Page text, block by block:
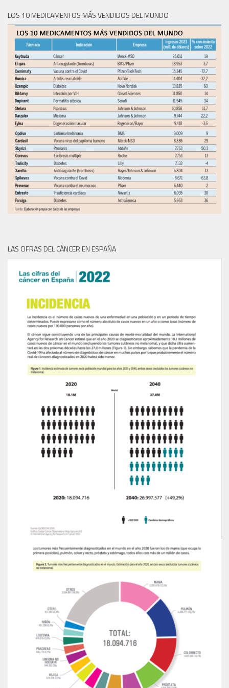
LOS 10 MEDICAMENTOS MÁS VENDIDOS DEL MUNDO
LAS CIFRAS DEL CÁNCER EN ESPAÑA